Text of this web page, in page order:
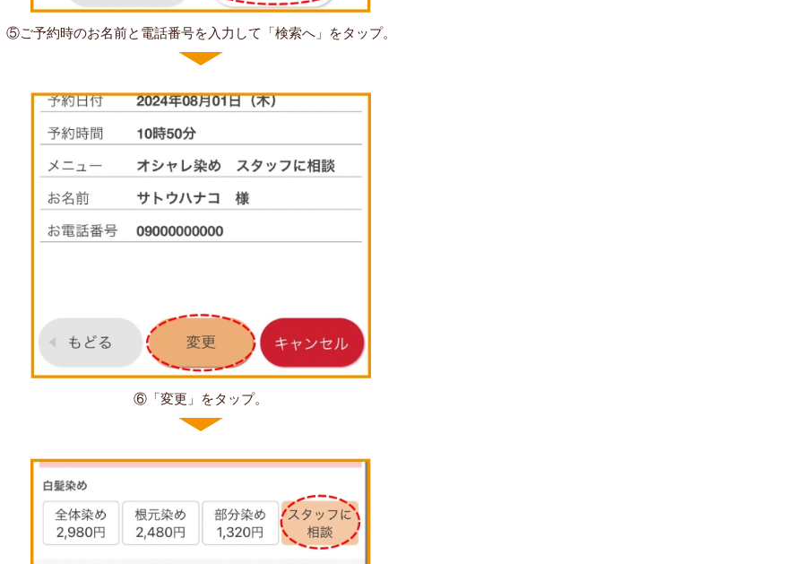
⑤ご予約時のお名前と電話番号を入力して「検索へ」をタップ。
⑥「変更」をタップ。